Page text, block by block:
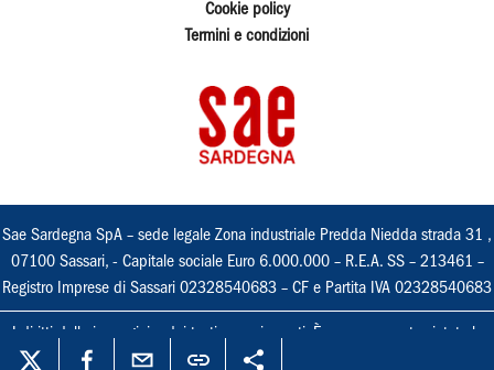
Cookie policy
Termini e condizioni
Sae Sardegna SpA – sede legale Zona industriale Predda Niedda strada 31 ,
07100 Sassari, - Capitale sociale Euro 6.000.000 – R.E.A. SS – 213461 –
Registro Imprese di Sassari 02328540683 – CF e Partita IVA 02328540683
I diritti delle immagini e dei testi sono riservati. È espressamente vietata la
loro riproduzione con qualsiasi mezzo e l'adattamento totale o parziale.